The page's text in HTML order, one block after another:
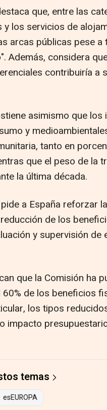
que, entre las
los servicios de
arcas públicas pese a
Además, considera
contribuiría a
asimismo que
y
tanto en
que el peso de la
la última década.
a España reforzar
de los
y supervisión de
que la Comisión ha
de los beneficios
los tipos
impacto
temas
esEUROPA